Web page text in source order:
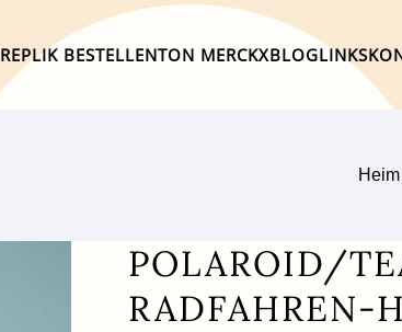
REPLIK BESTELLENTON MERCKXBLOGLINKS
Heim
POLAROID/
RADFAHREN-